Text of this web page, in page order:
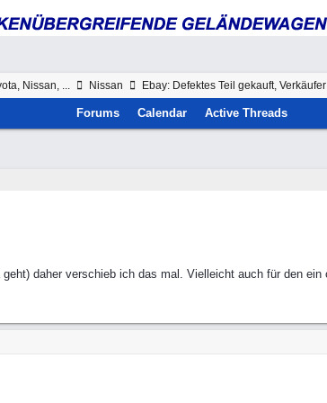
Nissan, ... Nissan Ebay: Defektes Teil gekauft,
Forums Calendar Active Threads
daher verschieb ich das mal. Vielleicht auch für den